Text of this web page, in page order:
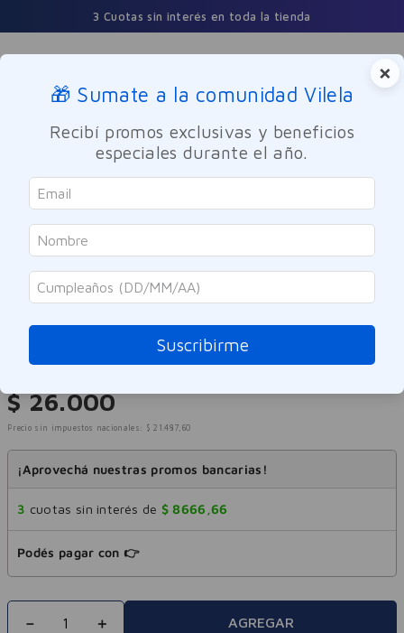
3 Cuotas sin interés en toda la tienda
Buscar
Dermocosmetica Facial Antiage
Caviahue
Contorno De Ojos Clasica Caviahue
15g
Referencia:-317355
$ 26.000
Precio sin impuestos nacionales: $ 21 .487, 60
¡Aprovechá nuestras promos bancarias!
3 cuotas sin interés de $ 8666 ,66
Podés pagar con 👉
＋
－ AGREGAR
×
🎁 Sumate a la comunidad Vilela
Recibí promos exclusivas y beneficios
especiales durante el año.
Suscribirme